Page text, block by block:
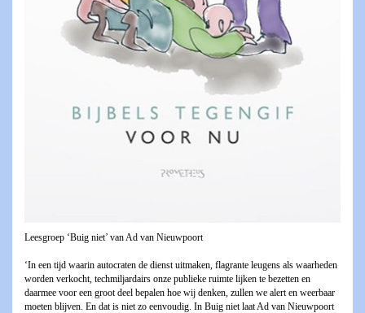
Leesgroep ‘Buig niet’ van Ad van Nieuwpoort
‘In een tijd waarin autocraten de dienst uitmaken, flagrante leugens als waarheden
worden verkocht, techmiljardairs onze publieke ruimte lijken te bezetten en
daarmee voor een groot deel bepalen hoe wij denken, zullen we alert en weerbaar
moeten blijven. En dat is niet zo eenvoudig. In Buig niet laat Ad van Nieuwpoort